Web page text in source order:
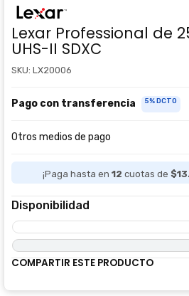
Lexar Professional de
UHS-II SDXC
SKU: LX20006
Pago con transferencia 5% DCTO
Otros medios de pago
¡Paga hasta en 12 cuotas de
Disponibilidad
COMPARTIR ESTE PRODUCTO